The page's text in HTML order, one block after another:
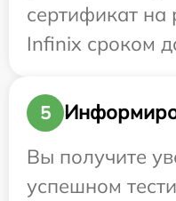
сертификат на
Infinix сроком
5
Вы получите
успешном